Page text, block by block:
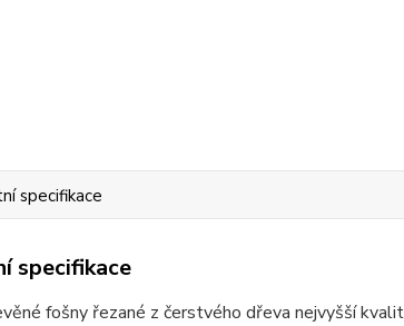
specifikace
specifikace
fošny řezané z čerstvého dřeva nejvyšší